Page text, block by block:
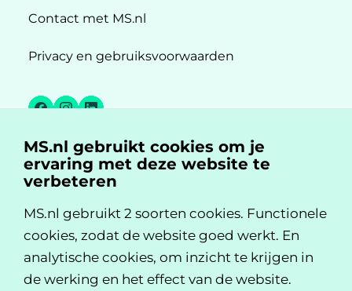
Contact met MS.nl
Privacy en gebruiksvoorwaarden
Facebook
Instagram
LinkedIn
MS.nl is een initiatief van:
MS.nl gebruikt cookies om je
ervaring met deze website te
verbeteren
MS.nl gebruikt 2 soorten cookies. Functionele
cookies, zodat de website goed werkt. En
analytische cookies, om inzicht te krijgen in
de werking en het effect van de website.